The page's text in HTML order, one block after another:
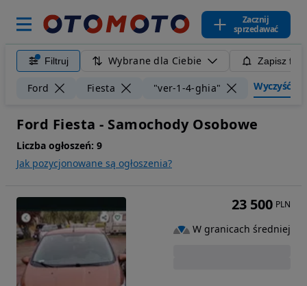
Zacznij
sprzedawać
Filtruj Wybrane dla Ciebie Zapisz
Ford Fiesta "ver-1-4-ghia" Wyczyść
Ford Fiesta - Samochody Osobowe
Liczba ogłoszeń: 9
Jak pozycjonowane są ogłoszenia?
23 500 PLN
W granicach średniej